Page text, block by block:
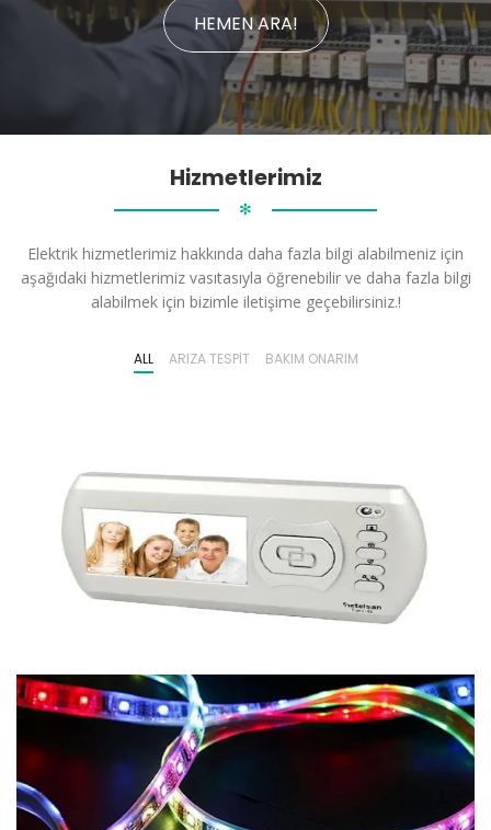
HEMEN ARA!
Hizmetlerimiz
✻
Elektrik hizmetlerimiz hakkında daha fazla bilgi alabilmeniz için
aşağıdaki hizmetlerimiz vasıtasıyla öğrenebilir ve daha fazla bilgi
alabilmek için bizimle iletişime geçebilirsiniz.!
ALL ARIZA TESPIT BAKIM ONARIM